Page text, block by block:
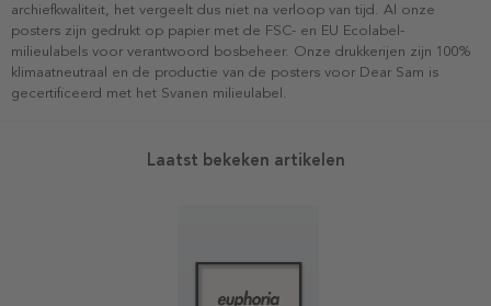
archiefkwaliteit, het vergeelt dus niet na verloop van tijd. Al onze
posters zijn gedrukt op papier met de FSC- en EU Ecolabel-
milieulabels voor verantwoord bosbeheer. Onze drukkerijen zijn 100%
klimaatneutraal en de productie van de posters voor Dear Sam is
gecertificeerd met het Svanen milieulabel.
Laatst bekeken artikelen